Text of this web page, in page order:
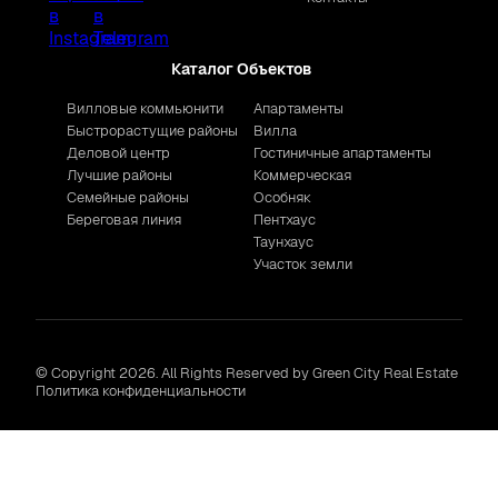
Каталог Объектов
Вилловые коммьюнити
Быстрорастущие районы
Деловой центр
Лучшие районы
Семейные районы
Береговая линия
Апартаменты
Вилла
Гостиничные апартаменты
Коммерческая
Особняк
Пентхаус
Таунхаус
Участок земли
© Copyright 2026. All Rights Reserved by Green City Real Estate
Политика конфиденциальности